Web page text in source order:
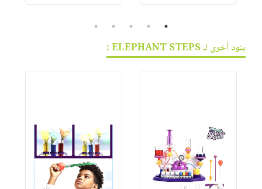
1
2
3
4
5
بنود أخرى لـ ELEPHANT STEPS :